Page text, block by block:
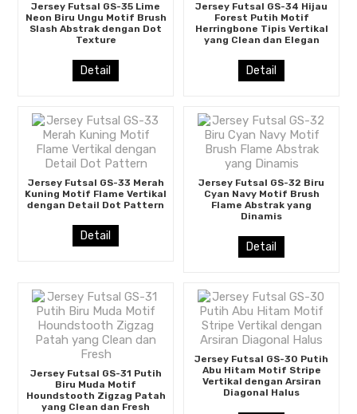
Jersey Futsal GS-35 Lime
Neon Biru Ungu Motif Brush
Slash Abstrak dengan Dot
Texture
Detail
Jersey Futsal GS-34 Hijau
Forest Putih Motif
Herringbone Tipis Vertikal
yang Clean dan Elegan
Detail
Jersey Futsal GS-33 Merah
Kuning Motif Flame Vertikal
dengan Detail Dot Pattern
Detail
Jersey Futsal GS-32 Biru
Cyan Navy Motif Brush
Flame Abstrak yang
Dinamis
Detail
Jersey Futsal GS-31 Putih
Biru Muda Motif
Houndstooth Zigzag Patah
yang Clean dan Fresh
Jersey Futsal GS-30 Putih
Abu Hitam Motif Stripe
Vertikal dengan Arsiran
Diagonal Halus